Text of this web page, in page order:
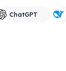
ChatGPT